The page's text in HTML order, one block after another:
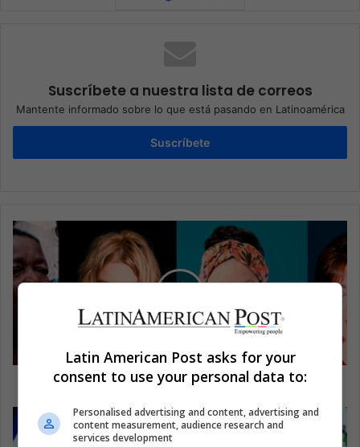
Suscríbete a nuestra lista de correos
Mantente informado sobre lo que está pasando en Latinoamérica
Suscríbete
Colombia: las mujeres más poderosas
Latin American Post asks for your
consent to use your personal data to:
Personalised advertising and content, advertising and
content measurement, audience research and
services development